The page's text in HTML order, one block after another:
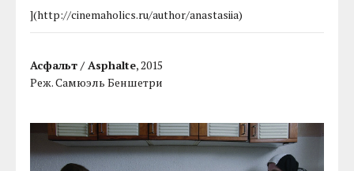
](http://cinemaholics.ru/author/anastasiia)
Асфальт / Asphalte, 2015
Реж. Самюэль Беншетри